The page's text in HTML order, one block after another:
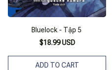
Bluelock - Tập 5
$18.99 USD
ADD TO CART